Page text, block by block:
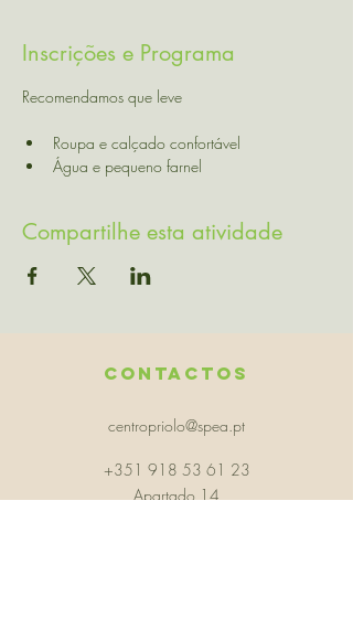
Inscrições e Programa
Roupa e calçado confortável
Água e pequeno farnel
Compartilhe esta atividade
Contactos
centropriolo@spea.pt
+351 918 53 61 23
Apartado 14